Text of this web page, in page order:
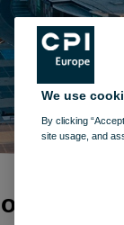
nas!
We use
By clicking
site usage, and